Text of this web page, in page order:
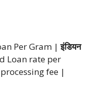
Per Gram |इंडियन
Loan rate per
fee |